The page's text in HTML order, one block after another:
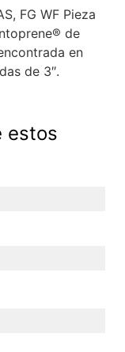
FG WF Pieza
de
en
de 3″.
estos